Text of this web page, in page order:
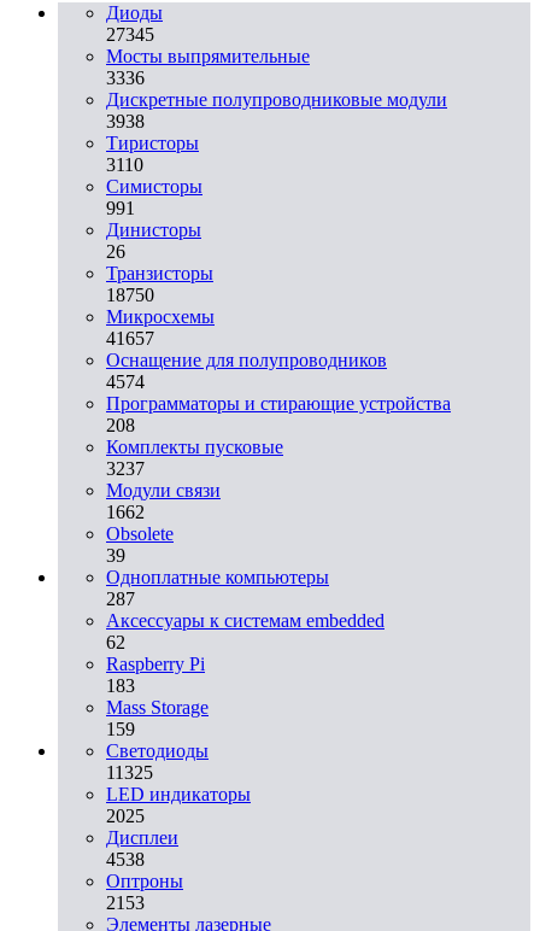
Диоды
27345
Мосты выпрямительные
3336
Дискретные полупроводниковые модули
3938
Тиристоры
3110
Симисторы
991
Динисторы
26
Транзисторы
18750
Микросхемы
41657
Оснащение для полупроводников
4574
Программаторы и стирающие устройства
208
Комплекты пусковые
3237
Модули связи
1662
Obsolete
39
Одноплатные компьютеры
287
Аксессуары к системам embedded
62
Raspberry Pi
183
Mass Storage
159
Светодиоды
11325
LED индикаторы
2025
Дисплеи
4538
Оптроны
2153
Элементы лазерные